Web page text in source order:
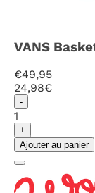
VANS
€49,95
24,98€
-
1
+
Ajouter au panier